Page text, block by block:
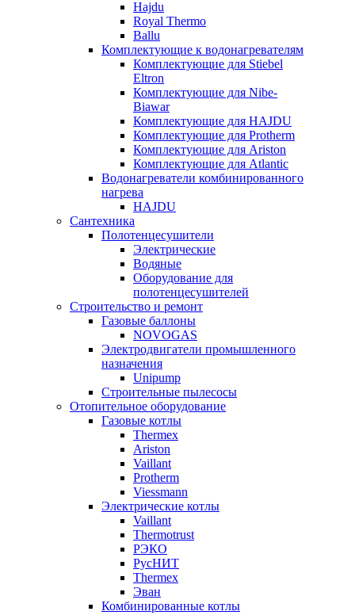
Hajdu
Royal Thermo
Ballu
Комплектующие к водонагревателям
Комплектующие для Stiebel
Eltron
Комплектующие для Nibe-
Biawar
Комплектующие для HAJDU
Комплектующие для Protherm
Комплектующие для Ariston
Комплектующие для Atlantic
Водонагреватели комбинированного
нагрева
HAJDU
Сантехника
Полотенцесушители
Электрические
Водяные
Оборудование для
полотенцесушителей
Строительство и ремонт
Газовые баллоны
NOVOGAS
Электродвигатели промышленного
назначения
Unipump
Строительные пылесосы
Отопительное оборудование
Газовые котлы
Thermex
Ariston
Vaillant
Protherm
Viessmann
Электрические котлы
Vaillant
Thermotrust
РЭКО
РусНИТ
Thermex
Эван
Комбинированные котлы